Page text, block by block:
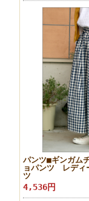
パンツ■ギンガム
ョパンツ レディ
ツ
4,536円